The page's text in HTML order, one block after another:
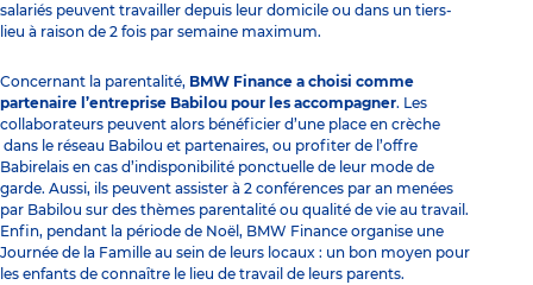
salariés peuvent travailler depuis leur domicile ou dans un tiers-
lieu à raison de 2 fois par semaine maximum.
Concernant la parentalité, BMW Finance a choisi comme
partenaire l’entreprise Babilou pour les accompagner. Les
collaborateurs peuvent alors bénéficier d’une place en crèche
dans le réseau Babilou et partenaires, ou profiter de l’offre
Babirelais en cas d’indisponibilité ponctuelle de leur mode de
garde. Aussi, ils peuvent assister à 2 conférences par an menées
par Babilou sur des thèmes parentalité ou qualité de vie au travail.
Enfin, pendant la période de Noël, BMW Finance organise une
Journée de la Famille au sein de leurs locaux : un bon moyen pour
les enfants de connaître le lieu de travail de leurs parents.